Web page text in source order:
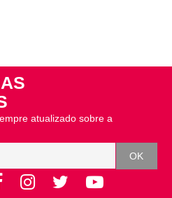
atualizado sobre a